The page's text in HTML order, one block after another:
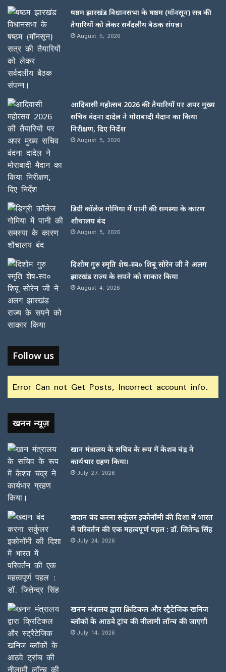
षष्ठम झारखंड विधानसभा के षष्ठम (मॉनसून) सत्र की
तैयारियों को लेकर सर्वदलीय बैठक संपन्न।
August 5, 2026
आदिवासी महोत्सव 2026 की तैयारियों पर अपर मुख्य
सचिव वंदना दादेल ने मोराबादी मैदान का किया
निरीक्षण, दिए निर्देश
August 5, 2026
डिग्री कॉलेज गोमिया में पानी की समस्या के कारण
शौचालय बंद
August 5, 2026
दिशोम गुरु स्मृति शेष-स्व० शिबू सोरेन जी ने अलग
झारखंड राज्य के सपने को साकार किया
August 4, 2026
Follow us
Error Can not Get Posts, Incorrect account info.
खनन न्यूज़
खान मंत्रालय के सचिव के रूप में केशव चंद्र ने
कार्यभार ग्रहण किया।
July 27, 2026
खदान बंद करना सर्कुलर इकोनॉमी की दिशा में भारत
में परिवर्तन की एक महत्वपूर्ण पहल : डॉ. जितेन्द्र सिंह
July 24, 2026
खनन मंत्रालय द्वारा क्रिटिकल और स्ट्रैटेजिक खनिज
ब्लॉकों के आठवे ट्रांच की नीलामी लॉन्च की जाएगी
July 14, 2026